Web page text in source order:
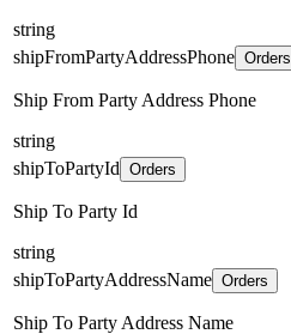
string
shipFromPartyAddressPhone Orders
Ship From Party Address Phone
string
shipToPartyId Orders
Ship To Party Id
string
shipToPartyAddressName Orders
Ship To Party Address Name